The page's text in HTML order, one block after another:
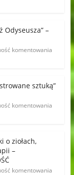
Odyseusza” –
komentowania
sztuką”
komentowania
o ziołach,
–
komentowania